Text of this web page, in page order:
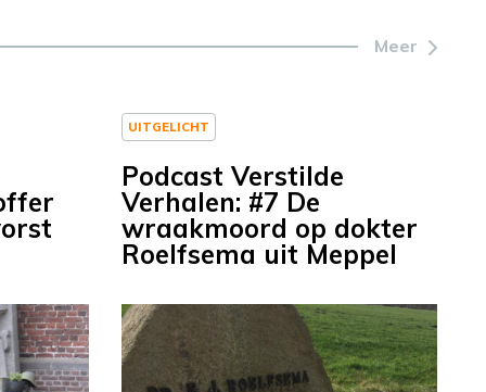
Meer
UITGELICHT
Podcast Verstilde
Verhalen: #7 De
wraakmoord op dokter
Roelfsema uit Meppel